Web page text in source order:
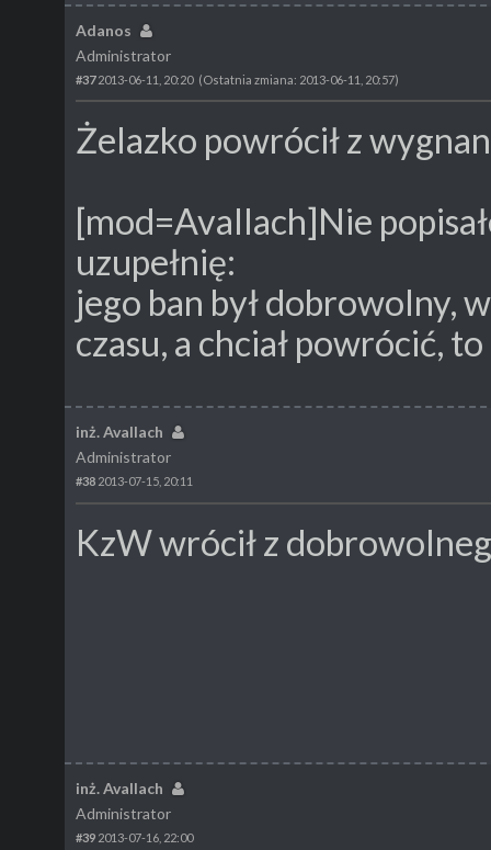
Adanos
Administrator
#372013-06-11, 20:20 (Ostatnia zmiana: 2013-06-11, 20:57)
Żelazko powrócił z
[mod=Avallach]Nie
uzupełnię:
jego ban był dobrowolny,
czasu, a chciał powrócić,
inż. Avallach
Administrator
#38 2013-07-15, 20:11
KzW wrócił z
inż. Avallach
Administrator
#39 2013-07-16, 22:00